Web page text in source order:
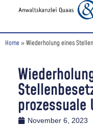
Home »Wiederholung eines
prozessuale
November 6, 2023